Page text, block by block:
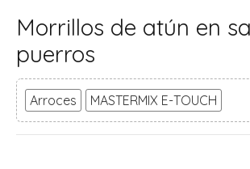
Morrillos de atún en
puerros
Arroces MASTERMIX E-TOUCH